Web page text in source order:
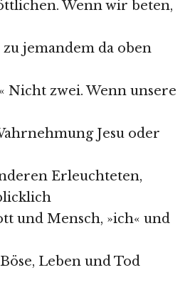
Wenn wir beten,
jemandem da oben
Nicht zwei. Wenn unsere
Jesu oder
Erleuchteten,
und Mensch, »ich« und
Leben und Tod